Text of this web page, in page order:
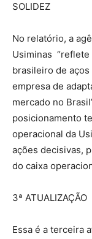
SOLIDEZ
No relatório, a
Usiminas “reflete
brasileiro de aços
empresa de
mercado no
posicionamento
operacional da
ações decisivas,
do caixa
3ª ATUALIZAÇÃO
Essa é a terceira